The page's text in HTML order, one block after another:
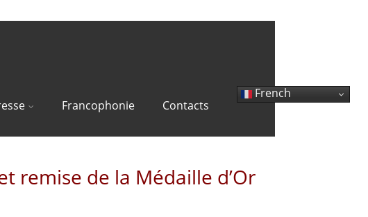
Francophonie Contacts
French
remise de la Médaille d’Or